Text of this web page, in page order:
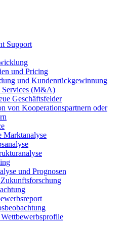
Support
und Pricing
und Kundenrückgewinnung
Services (M&A)
Geschäftsfelder
von Kooperationspartnern oder
Marktanalyse
und Prognosen